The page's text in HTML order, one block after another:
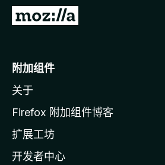
转
o
i
l
a
主
附加组件
关于
Firefox 附加组件博客
扩展工坊
开发者中心